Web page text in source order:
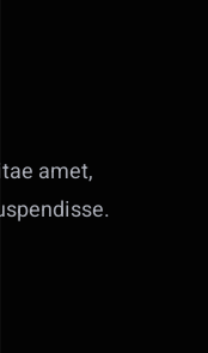
amet,